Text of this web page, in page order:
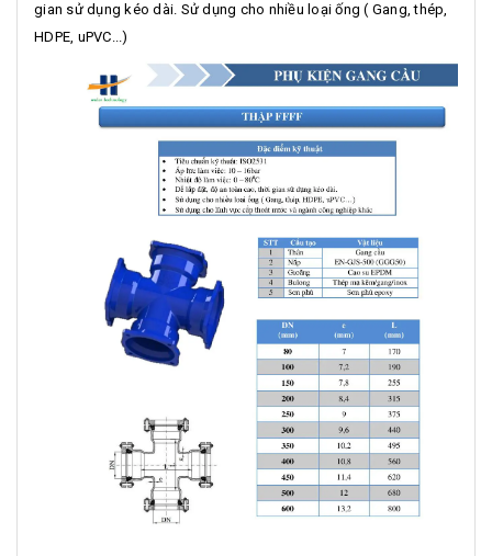
gian sử dụng kéo dài. Sử dụng cho nhiều loại ống ( Gang, thép,
HDPE, uPVC...)